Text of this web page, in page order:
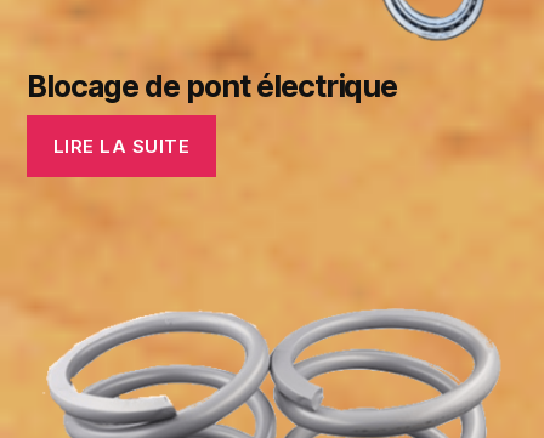
Blocage de pont électrique
LIRE LA SUITE